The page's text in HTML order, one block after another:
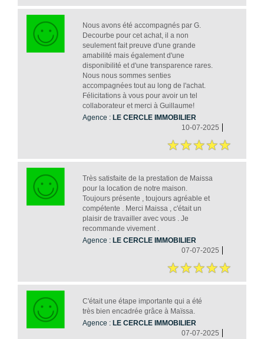
Nous avons été accompagnés par G.
Decourbe pour cet achat, il a non
seulement fait preuve d'une grande
amabilité mais également d'une
disponibilité et d'une transparence rares.
Nous nous sommes senties
accompagnées tout au long de l'achat.
Félicitations à vous pour avoir un tel
collaborateur et merci à Guillaume!
Agence : LE CERCLE IMMOBILIER
10-07-2025
Très satisfaite de la prestation de Maissa
pour la location de notre maison.
Toujours présente , toujours agréable et
compétente . Merci Maissa , c'était un
plaisir de travailler avec vous . Je
recommande vivement .
Agence : LE CERCLE IMMOBILIER
07-07-2025
C'était une étape importante qui a été
très bien encadrée grâce à Maïssa.
Agence : LE CERCLE IMMOBILIER
07-07-2025